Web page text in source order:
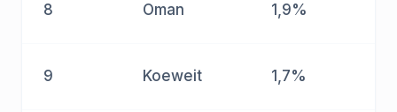
8 Oman 1,9%
9 Koeweit 1,7%